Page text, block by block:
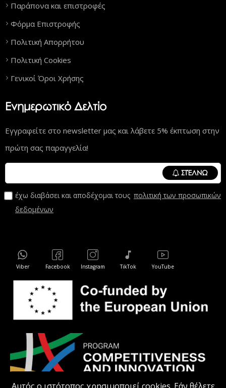
Παράπονα και επιστροφές
Φόρμα Επιστροφής
Πολιτική Απορρήτου
Πολιτική Cookies
Γενικοί Όροι Χρήσης
Ενημερωτικό Δελτίο
Εγγραφείτε στο newsletter μας και λάβετε 5% έκπτωση στην
πρώτη σας παραγγελία!
ΣΤΈΛΝΩ
έχω διαβάσει και αποδέχομαι τους πολιτική των προσωπικών
δεδομένων
Viber Facebook Instagram TikTok YouTube